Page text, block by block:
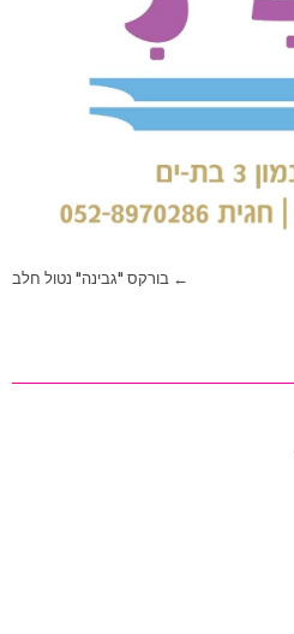
← בורקס "גבינה" נטול חלב